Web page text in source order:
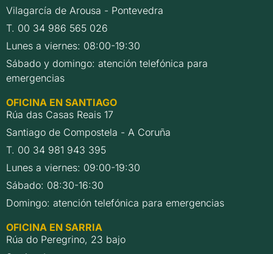
Vilagarcía de Arousa - Pontevedra
T. 00 34 986 565 026
Lunes a viernes: 08:00-19:30
Sábado y domingo: atención telefónica para
emergencias
OFICINA EN SANTIAGO
Rúa das Casas Reais 17
Santiago de Compostela - A Coruña
T. 00 34 981 943 395
Lunes a viernes: 09:00-19:30
Sábado: 08:30-16:30
Domingo: atención telefónica para emergencias
OFICINA EN SARRIA
Rúa do Peregrino, 23 bajo